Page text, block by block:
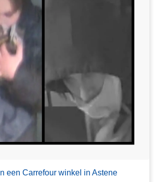
een Carrefour winkel in Astene